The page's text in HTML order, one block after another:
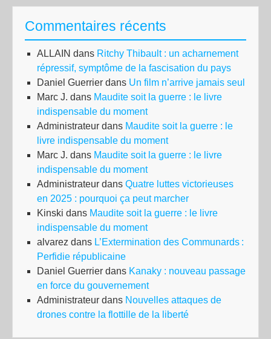
Commentaires récents
ALLAIN dans Ritchy Thibault : un acharnement
répressif, symptôme de la fascisation du pays
Daniel Guerrier dans Un film n’arrive jamais seul
Marc J. dans Maudite soit la guerre : le livre
indispensable du moment
Administrateur dans Maudite soit la guerre : le
livre indispensable du moment
Marc J. dans Maudite soit la guerre : le livre
indispensable du moment
Administrateur dans Quatre luttes victorieuses
en 2025 : pourquoi ça peut marcher
Kinski dans Maudite soit la guerre : le livre
indispensable du moment
alvarez dans L’Extermination des Communards :
Perfidie républicaine
Daniel Guerrier dans Kanaky : nouveau passage
en force du gouvernement
Administrateur dans Nouvelles attaques de
drones contre la flottille de la liberté